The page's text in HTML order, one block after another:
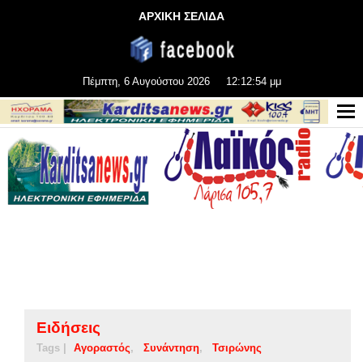
ΑΡΧΙΚΗ ΣΕΛΙΔΑ
Πέμπτη, 6 Αυγούστου 2026 12:12:54 μμ
Ειδήσεις
Tags | Αγοραστός Συνάντηση Τσιρώνης